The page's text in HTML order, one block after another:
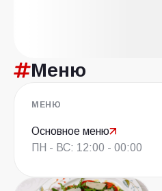
Меню
МЕНЮ
Основное меню
ПН - ВС: 12:00 - 00:00